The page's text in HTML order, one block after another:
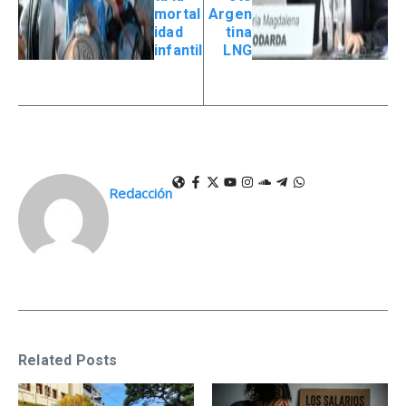
mortal
idad
infantil
Argen
tina
LNG
Redacción
Related Posts